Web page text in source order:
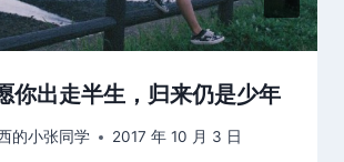
你出走半生，归来仍是少年
的小张同学 2017 年 10 月 3 日